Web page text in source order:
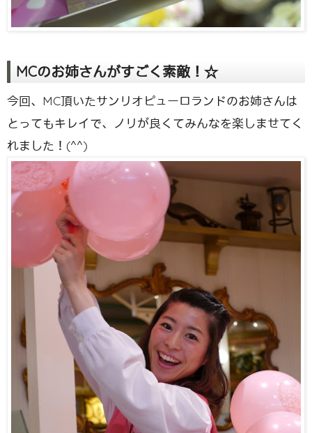
MCのお姉さんがすごく素敵！☆
今回、MC頂いたサンリオピューロランドのお姉さんは
とってもキレイで、ノリが良くてみんなを楽しませてく
れました！(^^)